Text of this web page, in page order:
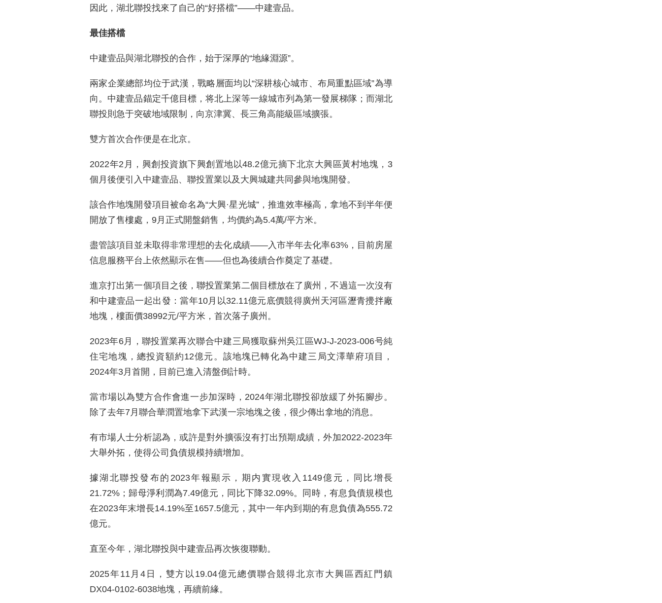
因此，湖北聯投找來了自己的“好搭檔”——中建壹品。
最佳搭檔
中建壹品與湖北聯投的合作，始于深厚的“地緣淵源”。
兩家企業總部均位于武漢，戰略層面均以“深耕核心城市、布局重點區域”為導
向。中建壹品錨定千億目標，将北上深等一線城市列為第一發展梯隊；而湖北
聯投則急于突破地域限制，向京津冀、長三角高能級區域擴張。
雙方首次合作便是在北京。
2022年2月，興創投資旗下興創置地以48.2億元摘下北京大興區黃村地塊，3
個月後便引入中建壹品、聯投置業以及大興城建共同參與地塊開發。
該合作地塊開發項目被命名為“大興·星光城”，推進效率極高，拿地不到半年便
開放了售樓處，9月正式開盤銷售，均價約為5.4萬/平方米。
盡管該項目並未取得非常理想的去化成績——入市半年去化率63%，目前房屋
信息服務平台上依然顯示在售——但也為後續合作奠定了基礎。
進京打出第一個項目之後，聯投置業第二個目標放在了廣州，不過這一次沒有
和中建壹品一起出發：當年10月以32.11億元底價競得廣州天河區瀝青攪拌廠
地塊，樓面價38992元/平方米，首次落子廣州。
2023年6月，聯投置業再次聯合中建三局獲取蘇州吳江區WJ-J-2023-006号純
住宅地塊，總投資額約12億元。該地塊已轉化為中建三局文澤華府項目，
2024年3月首開，目前已進入清盤倒計時。
當市場以為雙方合作會進一步加深時，2024年湖北聯投卻放緩了外拓腳步。
除了去年7月聯合華潤置地拿下武漢一宗地塊之後，很少傳出拿地的消息。
有市場人士分析認為，或許是對外擴張沒有打出預期成績，外加2022-2023年
大舉外拓，使得公司負債規模持續增加。
據湖北聯投發布的2023年報顯示，期内實現收入1149億元，同比增長
21.72%；歸母淨利潤為7.49億元，同比下降32.09%。同時，有息負債規模也
在2023年末增長14.19%至1657.5億元，其中一年内到期的有息負債為555.72
億元。
直至今年，湖北聯投與中建壹品再次恢復聯動。
2025年11月4日，雙方以19.04億元總價聯合競得北京市大興區西紅門鎮
DX04-0102-6038地塊，再續前緣。